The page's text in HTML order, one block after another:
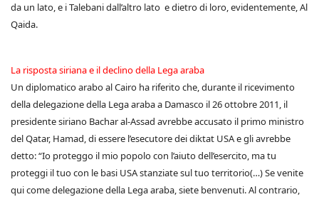
da un lato, e i Talebani dall’altro lato e dietro di loro, evidentemente, Al
Qaida.
La risposta siriana e il declino della Lega araba
Un diplomatico arabo al Cairo ha riferito che, durante il ricevimento
della delegazione della Lega araba a Damasco il 26 ottobre 2011, il
presidente siriano Bachar al-Assad avrebbe accusato il primo ministro
del Qatar, Hamad, di essere l’esecutore dei diktat USA e gli avrebbe
detto: “Io proteggo il mio popolo con l’aiuto dell’esercito, ma tu
proteggi il tuo con le basi USA stanziate sul tuo territorio(…) Se venite
qui come delegazione della Lega araba, siete benvenuti. Al contrario,